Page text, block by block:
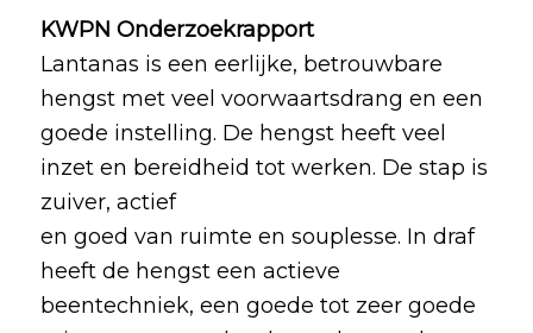
KWPN Onderzoekrapport
Lantanas is een eerlijke, betrouwbare
hengst met veel voorwaartsdrang en een
goede instelling. De hengst heeft veel
inzet en bereidheid tot werken. De stap is
zuiver, actief
en goed van ruimte en souplesse. In draf
heeft de hengst een actieve
beentechniek, een goede tot zeer goede